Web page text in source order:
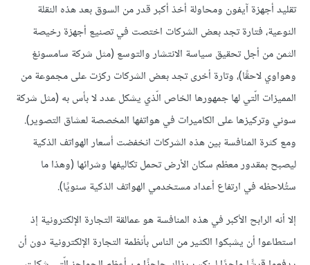
تقليد أجهزة آيفون ومحاولة أخذ أكبر قدر من السوق بعد هذه النقلة
النوعية، فتارة تجد بعض الشركات اختصت في تصنيع أجهزة رخيصة
الثمن من أجل تحقيق سياسة الانتشار والتوسع (مثل شركة سامسونغ
وهواوي لاحقًا)، وتارة أخرى تجد بعض الشركات ركزت على مجموعة من
المميزات الّتي لها جمهورها الخاص الّذي يشكل عدد لا بأس به (مثل شركة
سوني وتركيزها على الكاميرات في هواتفها المخصصة لعشاق التصوير).
ومع كثرة المنافسة بين هذه الشركات انخفضت أسعار الهواتف الذكية
ليصبح بمقدور معظم سكان الأرض تحمل تكاليفها وشرائها (وهذا ما
ستُلاحظه في ارتفاع أعداد مستخدمي الهواتف الذكية سنويًا).
إلا أنه الرابح الأكبر في هذه المنافسة هو عمالقة التجارة الإلكترونية إذ
استطاعوا أن يشبكوا الكثير من الناس بأنظمة التجارة الإلكترونية دون أن